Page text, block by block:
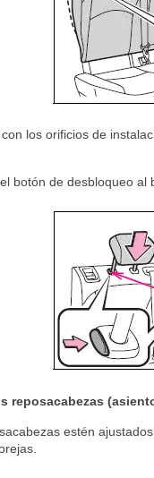
los orificios de
botón de desbloqueo al
reposacabezas
estén